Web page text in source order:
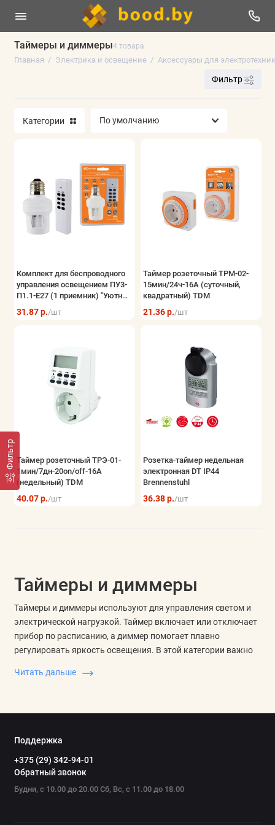
Таймеры и диммеры4 товара
Главная Электрика и освещение Аксессуары для
Фильтр
Отпугиватели уничтожители
Светотехника
Аксессуары для электротехники
Инструменты электрика
Кабель, провод
Электрощитовое оборудование
Элементы питания и блоки питания
Показать все
Фильтр
Категории
Комплект для беспроводного
управления освещением ПУ3-
П1.1-Е27 (1 приемник) "Уютный
дом" TDM
31.87 р./шт
Таймер розеточный ТРМ-02-
15мин/24ч-16А (суточный,
квадратный) TDM
21.36 р./шт
Таймер розеточный ТРЭ-01-
1мин/7дн-20on/off-16А
(недельный) TDM
40.07 р./шт
Розетка-таймер недельная
электронная DT IP44
Brennenstuhl
36.38 р./шт
Таймеры и диммеры
Таймеры и диммеры используют для управления светом и
электрической нагрузкой. Таймер включает или отключает
прибор по расписанию, а диммер помогает плавно
регулировать яркость освещения. В этой категории важно
нагрузки, способ монтажа и совместимость с лампами или
приборов. Для расписания смотрят на тип программы,
минимальный интервал, запас по току, формат корпуса и
степень защиты. Для установки в щит дополнительно
учитывают монтаж на DIN-рейку и место в электрической
Читать дальше
Поддержка
+375 (29) 342-94-01
Обратный звонок
Будни, с 10.00 до 20.00 Сб, Вс, с 11.00 до 18.00